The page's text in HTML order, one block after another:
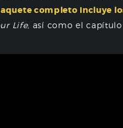
completo incluye
Life, así como el